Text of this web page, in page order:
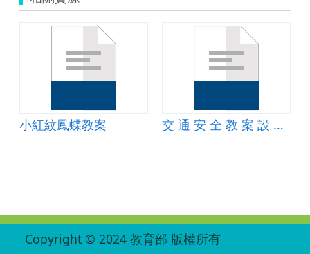
小紅紋鳳蝶教案 交 通 安 全 教 案 設 計-交通安全-認識內輪差
Copyright © 2024 教育部 版權所有